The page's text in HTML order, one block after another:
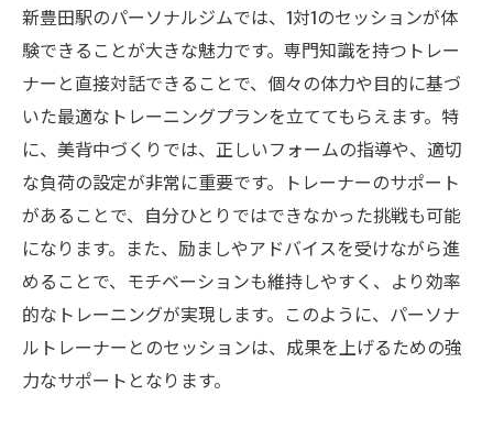
新豊田駅のパーソナルジムでは、1対1のセッションが体
験できることが大きな魅力です。専門知識を持つトレー
ナーと直接対話できることで、個々の体力や目的に基づ
いた最適なトレーニングプランを立ててもらえます。特
に、美背中づくりでは、正しいフォームの指導や、適切
な負荷の設定が非常に重要です。トレーナーのサポート
があることで、自分ひとりではできなかった挑戦も可能
になります。また、励ましやアドバイスを受けながら進
めることで、モチベーションも維持しやすく、より効率
的なトレーニングが実現します。このように、パーソナ
ルトレーナーとのセッションは、成果を上げるための強
力なサポートとなります。